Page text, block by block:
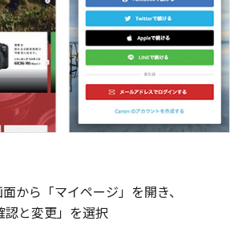
から「マイページ」を開き、
認と変更」を選択